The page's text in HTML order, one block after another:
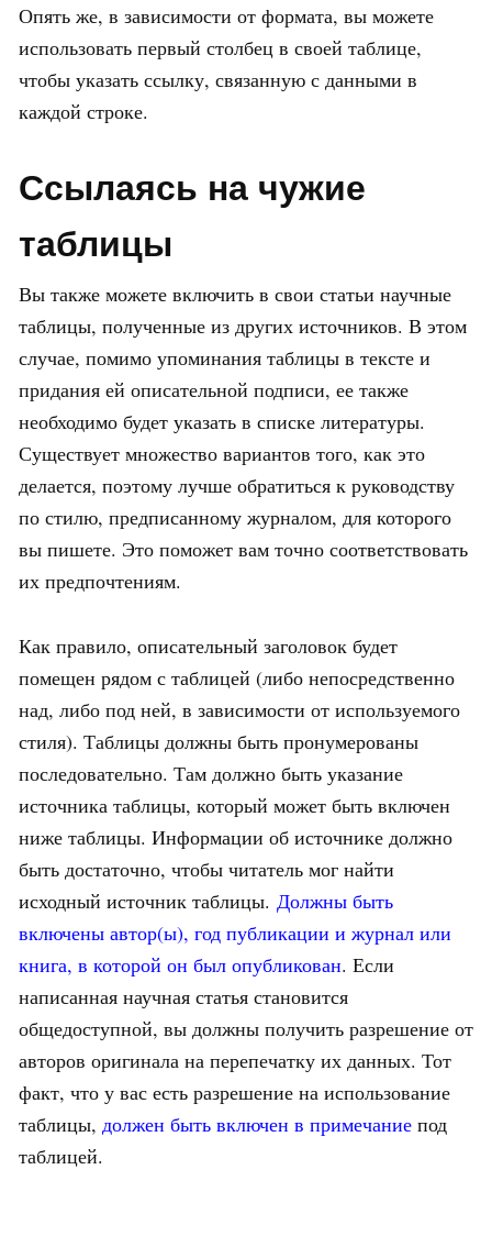
Опять же, в зависимости от формата, вы можете
использовать первый столбец в своей таблице,
чтобы указать ссылку, связанную с данными в
каждой строке.
Ссылаясь на чужие
таблицы
Вы также можете включить в свои статьи научные
таблицы, полученные из других источников. В этом
случае, помимо упоминания таблицы в тексте и
придания ей описательной подписи, ее также
необходимо будет указать в списке литературы.
Существует множество вариантов того, как это
делается, поэтому лучше обратиться к руководству
по стилю, предписанному журналом, для которого
вы пишете. Это поможет вам точно соответствовать
их предпочтениям.
Как правило, описательный заголовок будет
помещен рядом с таблицей (либо непосредственно
над, либо под ней, в зависимости от используемого
стиля). Таблицы должны быть пронумерованы
последовательно. Там должно быть указание
источника таблицы, который может быть включен
ниже таблицы. Информации об источнике должно
быть достаточно, чтобы читатель мог найти
исходный источник таблицы. Должны быть
включены автор(ы), год публикации и журнал или
книга, в которой он был опубликован. Если
написанная научная статья становится
общедоступной, вы должны получить разрешение от
авторов оригинала на перепечатку их данных. Тот
факт, что у вас есть разрешение на использование
таблицы, должен быть включен в примечание под
таблицей.